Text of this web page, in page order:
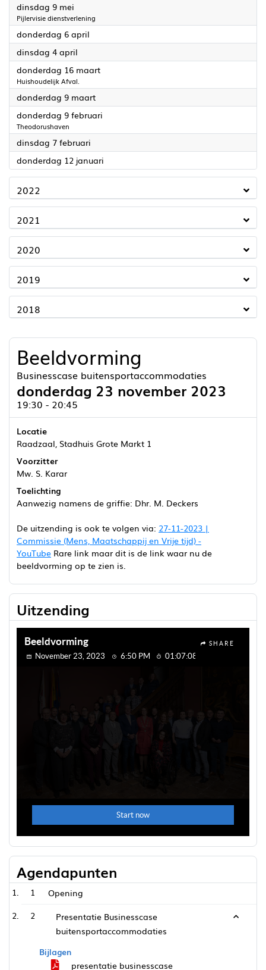
dinsdag 9 mei
Pijlervisie dienstverlening
donderdag 6 april
dinsdag 4 april
donderdag 16 maart2023
Huishoudelijk Afval.
donderdag 9 maart2023
donderdag 9 februari
Theodorushaven
dinsdag 7 februari
donderdag 12 januari
2022
2021
2020
2019
2018
Beeldvorming
Businesscase buitensportaccommodaties
donderdag 23 november 2023
19:30 - 20:45
Locatie
Raadzaal, Stadhuis Grote Markt 1
Voorzitter
Mw. S. Karar
Toelichting
Aanwezig namens de griffie: Dhr. M. Deckers
De uitzending is ook te volgen via: 27-11-2023 |
Commissie (Mens, Maatschappij en Vrije tijd) -
YouTube Rare link maar dit is de link waar nu de
beeldvorming op te zien is.
Uitzending
Agendapunten
1
Opening
2
Presentatie Businesscase
buitensportaccommodaties
Bijlagen
presentatie businesscase